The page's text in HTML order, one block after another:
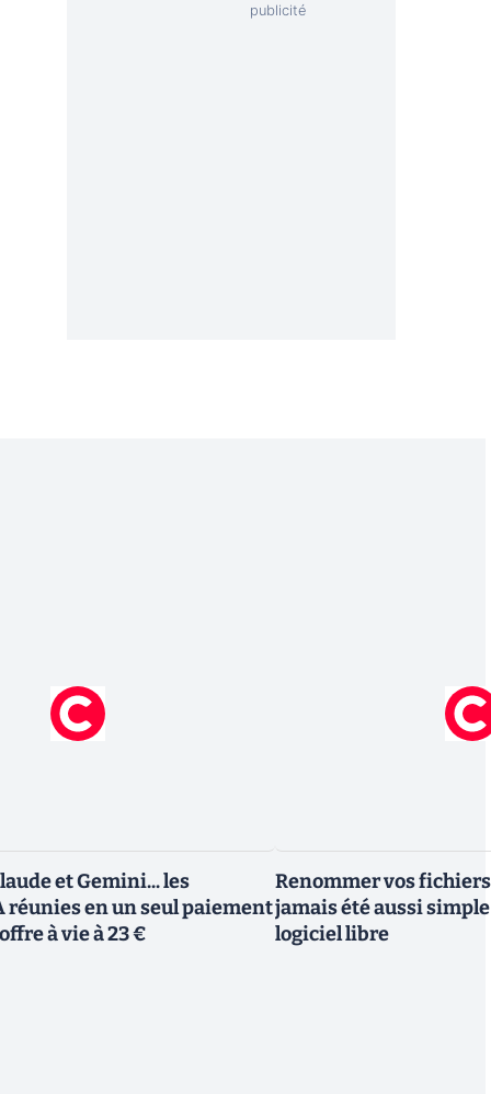
et Gemini... les
réunies en un seul paiement
à vie à 23 €
Renommer vos
jamais été aussi
logiciel libre